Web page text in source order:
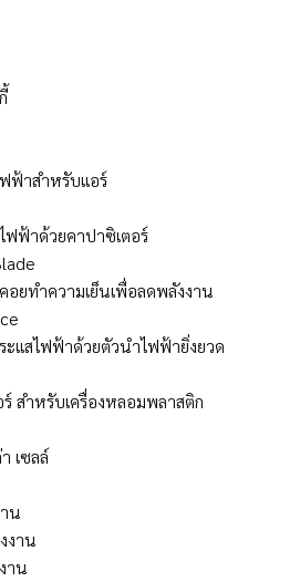
ฟ้าสำหรับแอร์
ฟฟ้าด้วยคาปาซิเตอร์
ยทำความเย็นเพื่อลดพลังงาน
แสไฟฟ้าด้วยตัวนำไฟฟ้ายิ่งยวด
สำหรับเครื่องหลอมพลาสติก
เซลล์
น
งาน
าน